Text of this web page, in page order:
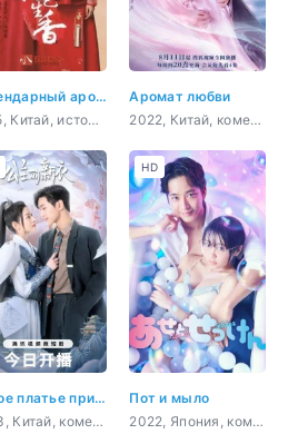
Легендарный аромат
2015, Китай, история, бизнес, романтика, драма
Аромат любви
2022, Китай, комедия, романтика, восточные единоборства, фэнтези
Новое платье принцессы
2023, Китай, комедия, романтика, драма, фэнтези
Пот и мыло
2022, Япония, комедия, романтика
HD